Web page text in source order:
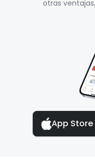
otras
App Store